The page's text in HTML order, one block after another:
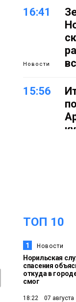
16:41
Новости
15:56
Спорт
14:30
ТОП 10
1 Новости
Норильская
спасения
откуда в
смог
18:22 07 августа